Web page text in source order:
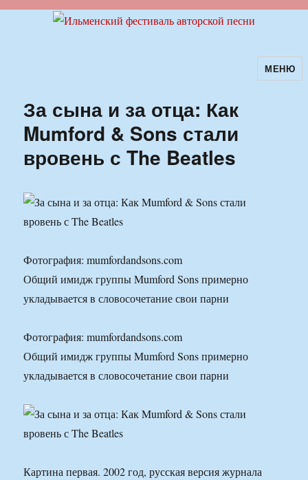
Ильменский фестиваль авторскойМЕНЮ
За сына и за отца: Как
Mumford & Sons стали
вровень с The Beatles
Фотография: mumfordandsons.com
Общий имидж группы Mumford Sons примерно
укладывается в словосочетание свои парни
Фотография: mumfordandsons.com
Общий имидж группы Mumford Sons примерно
укладывается в словосочетание свои парни
Картина первая. 2002 год, русская версия журнала